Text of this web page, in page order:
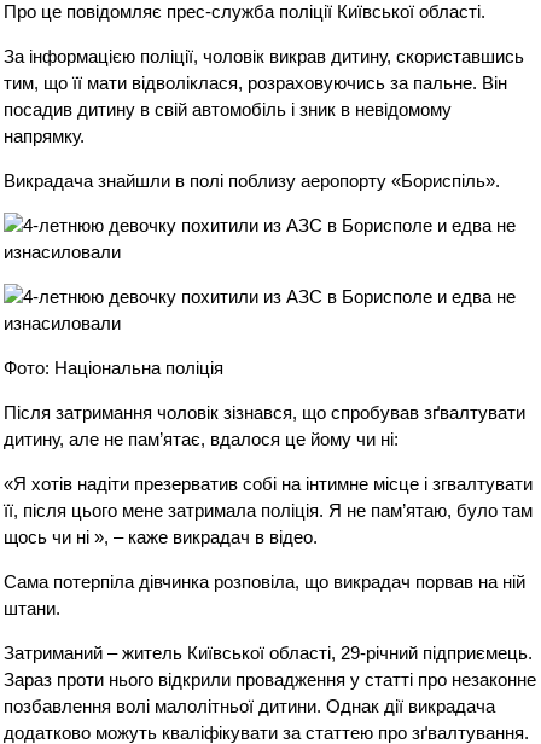
Про це повідомляє прес-служба поліції Київської області.
За інформацією поліції, чоловік викрав дитину, скориставшись
тим, що її мати відволіклася, розраховуючись за пальне. Він
посадив дитину в свій автомобіль і зник в невідомому
напрямку.
Викрадача знайшли в полі поблизу аеропорту «Бориспіль».
Фото: Національна поліція
Після затримання чоловік зізнався, що спробував зґвалтувати
дитину, але не пам’ятає, вдалося це йому чи ні:
«Я хотів надіти презерватив собі на інтимне місце і згвалтувати
її, після цього мене затримала поліція. Я не пам’ятаю, було там
щось чи ні », – каже викрадач в відео.
Сама потерпіла дівчинка розповіла, що викрадач порвав на ній
штани.
Затриманий – житель Київської області, 29-річний підприємець.
Зараз проти нього відкрили провадження у статті про незаконне
позбавлення волі малолітньої дитини. Однак дії викрадача
додатково можуть кваліфікувати за статтею про зґвалтування.